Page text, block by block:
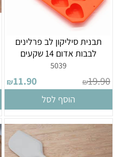
תבנית סיליקון לב פרלינים
לבבות אדום 14 שקעים
5039
₪19.90
₪11.90
הוסף לסל